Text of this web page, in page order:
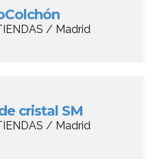
/ Madrid
cristal SM
/ Madrid